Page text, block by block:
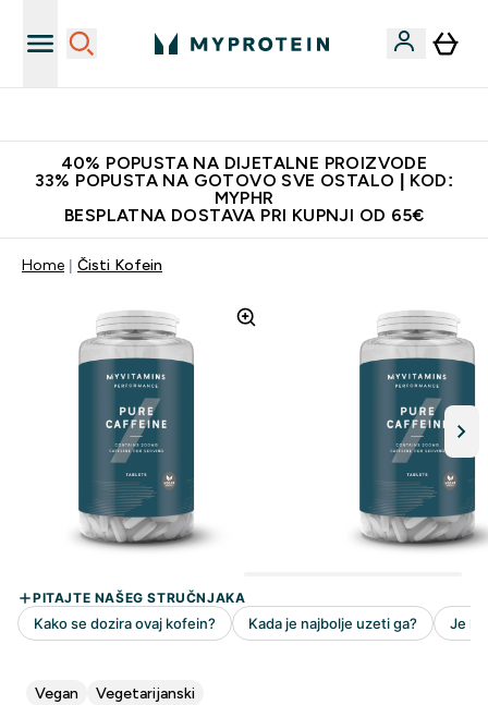
40% POPUSTA NA DIJETALNE PROIZVODE
33% POPUSTA NA GOTOVO SVE OSTALO | KOD:
MYPHR
BESPLATNA DOSTAVA PRI KUPNJI OD 65€
Home Čisti Kofein
Vegan Vegetarijanski